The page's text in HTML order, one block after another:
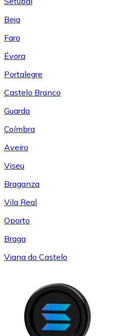
Beja
Faro
Évora
Portalegre
Castelo Branco
Guarda
Coímbra
Aveiro
Viseu
Braganza
Vila Real
Oporto
Braga
Viana do Castelo